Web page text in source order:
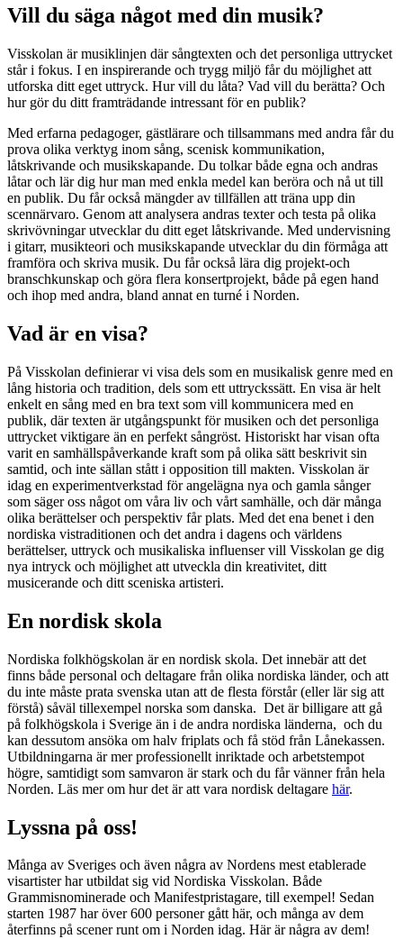
Vill du säga något med din musik?
Visskolan är musiklinjen där sångtexten och det personliga uttrycket
står i fokus. I en inspirerande och trygg miljö får du möjlighet att
utforska ditt eget uttryck. Hur vill du låta? Vad vill du berätta? Och
hur gör du ditt framträdande intressant för en publik?
Med erfarna pedagoger, gästlärare och tillsammans med andra får du
prova olika verktyg inom sång, scenisk kommunikation,
låtskrivande och musikskapande. Du tolkar både egna och andras
låtar och lär dig hur man med enkla medel kan beröra och nå ut till
en publik. Du får också mängder av tillfällen att träna upp din
scennärvaro. Genom att analysera andras texter och testa på olika
skrivövningar utvecklar du ditt eget låtskrivande. Med undervisning
i gitarr, musikteori och musikskapande utvecklar du din förmåga att
framföra och skriva musik. Du får också lära dig projekt-och
branschkunskap och göra flera konsertprojekt, både på egen hand
och ihop med andra, bland annat en turné i Norden.
Vad är en visa?
På Visskolan definierar vi visa dels som en musikalisk genre med en
lång historia och tradition, dels som ett uttryckssätt. En visa är helt
enkelt en sång med en bra text som vill kommunicera med en
publik, där texten är utgångspunkt för musiken och det personliga
uttrycket viktigare än en perfekt sångröst. Historiskt har visan ofta
varit en samhällspåverkande kraft som på olika sätt beskrivit sin
samtid, och inte sällan stått i opposition till makten. Visskolan är
idag en experimentverkstad för angelägna nya och gamla sånger
som säger oss något om våra liv och vårt samhälle, och där många
olika berättelser och perspektiv får plats. Med det ena benet i den
nordiska vistraditionen och det andra i dagens och världens
berättelser, uttryck och musikaliska influenser vill Visskolan ge dig
nya intryck och möjlighet att utveckla din kreativitet, ditt
musicerande och ditt sceniska artisteri.
En nordisk skola
Nordiska folkhögskolan är en nordisk skola. Det innebär att det
finns både personal och deltagare från olika nordiska länder, och att
du inte måste prata svenska utan att de flesta förstår (eller lär sig att
förstå) såväl tillexempel norska som danska. Det är billigare att gå
på folkhögskola i Sverige än i de andra nordiska länderna, och du
kan dessutom ansöka om halv friplats och få stöd från Lånekassen.
Utbildningarna är mer professionellt inriktade och arbetstempot
högre, samtidigt som samvaron är stark och du får vänner från hela
Norden. Läs mer om hur det är att vara nordisk deltagare här.
Lyssna på oss!
Många av Sveriges och även några av Nordens mest etablerade
visartister har utbildat sig vid Nordiska Visskolan. Både
Grammisnominerade och Manifestpristagare, till exempel! Sedan
starten 1987 har över 600 personer gått här, och många av dem
återfinns på scener runt om i Norden idag. Här är några av dem!